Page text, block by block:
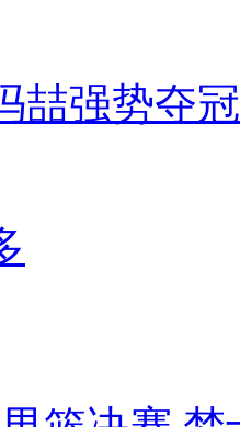
喆强势夺冠